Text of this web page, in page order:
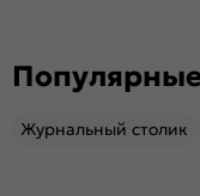
Журнальный столик